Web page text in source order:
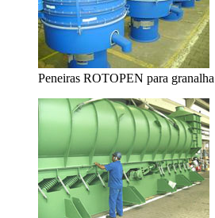
Peneiras ROTOPEN para granalha